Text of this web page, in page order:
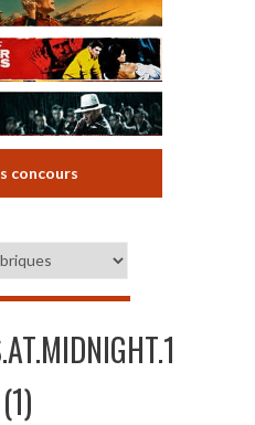
concours